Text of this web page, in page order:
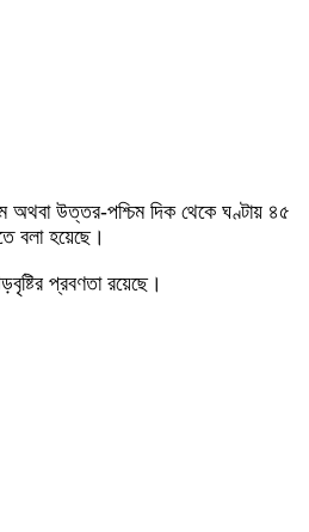
অথবা উত্তর-পশ্চিম দিক থেকে ঘণ্টায় ৪৫
বলা হয়েছে।
প্রবণতা রয়েছে।